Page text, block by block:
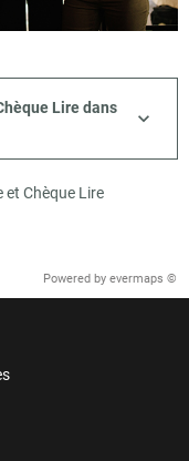
Lire dans
et Chèque Lire
Powered by evermaps ©